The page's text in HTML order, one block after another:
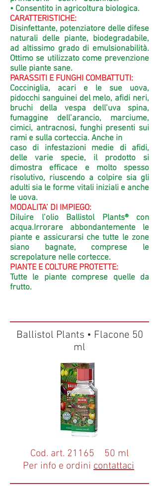
• Consentito in agricoltura biologica.
CARATTERISTICHE:
Disinfettante, potenziatore delle difese
naturali delle piante, biodegradabile,
ad altissimo grado di emulsionabilità.
Ottimo se utilizzato come prevenzione
sulle piante sane.
PARASSITI E FUNGHI COMBATTUTI:
Cocciniglia, acari e le sue uova,
pidocchi sanguinei del melo, afidi neri,
bruchi della vespa dell’uva spina,
fumaggine dell’arancio, marciume,
cimici, antracnosi, funghi presenti sui
rami e sulla corteccia. Anche in
caso di infestazioni medie di afidi,
delle varie specie, il prodotto si
dimostra efficace e molto spesso
risolutivo, riuscendo a colpire sia gli
adulti sia le forme vitali iniziali e anche
le uova.
MODALITA’ DI IMPIEGO:
Diluire l’olio Ballistol Plants® con
acqua.Irrorare abbondantemente le
piante e assicurarsi che tutte le zone
siano bagnate, comprese le
screpolature nelle cortecce.
PIANTE E COLTURE PROTETTE:
Tutte le piante comprese quelle da
frutto.
Ballistol Plants • Flacone 50
ml
Cod. art. 21165 50 ml
Per info e ordini contattaci